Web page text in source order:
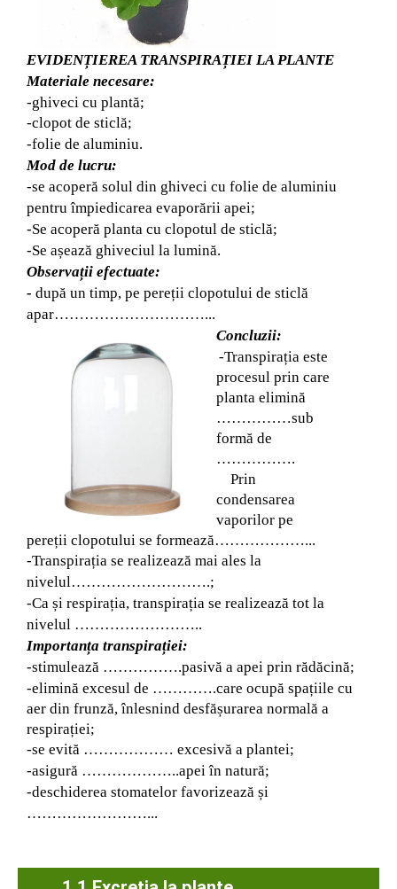
EVIDENȚIEREA TRANSPIRAȚIEI LA PLANTE
Materiale necesare:
-ghiveci cu plantă;
-clopot de sticlă;
-folie de aluminiu.
Mod de lucru:
-se acoperă solul din ghiveci cu folie de aluminiu
pentru împiedicarea evaporării apei;
-Se acoperă planta cu clopotul de sticlă;
-Se așează ghiveciul la lumină.
Observații efectuate:
- după un timp, pe pereții clopotului de sticlă
apar…………………………...
Concluzii:
-Transpirația este
procesul prin care
planta elimină
……………sub
formă de
…………….
Prin
condensarea
vaporilor pe
pereții clopotului se formează………………...
-Transpirația se realizează mai ales la
nivelul……………………….;
-Ca și respirația, transpirația se realizează tot la
nivelul ……………………..
Importanța transpirației:
-stimulează …………….pasivă a apei prin rădăcină;
-elimină excesul de ………….care ocupă spațiile cu
aer din frunză, înlesnind desfășurarea normală a
respirației;
-se evită ……………… excesivă a plantei;
-asigură ………………..apei în natură;
-deschiderea stomatelor favorizează și
……………………...